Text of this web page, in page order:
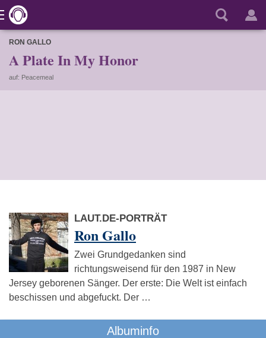
RON GALLO
A Plate In My Honor
auf: Peacemeal
LAUT.DE-PORTRÄT
Ron Gallo
Zwei Grundgedanken sind
richtungsweisend für den 1987 in New
Jersey geborenen Sänger. Der erste: Die Welt ist einfach
beschissen und abgefuckt. Der …
Albuminfo